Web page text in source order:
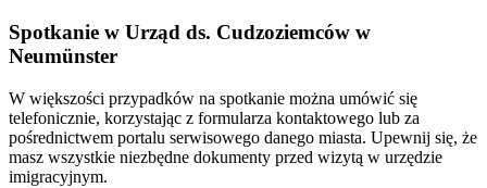
Spotkanie w Urząd ds. Cudzoziemców w
Neumünster
W większości przypadków na spotkanie można umówić się
telefonicznie, korzystając z formularza kontaktowego lub za
pośrednictwem portalu serwisowego danego miasta. Upewnij się, że
masz wszystkie niezbędne dokumenty przed wizytą w urzędzie
imigracyjnym.